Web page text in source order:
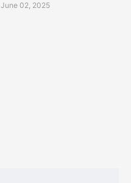
June 02, 2025